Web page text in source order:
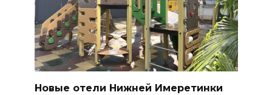
Новые отели Нижней Имеретинки